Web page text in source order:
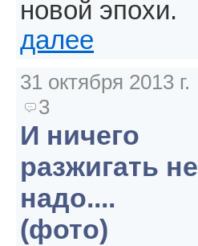
новой эпохи.
далее
31 октября 2013 г.
3
И ничего
разжигать не
надо....
(фото)